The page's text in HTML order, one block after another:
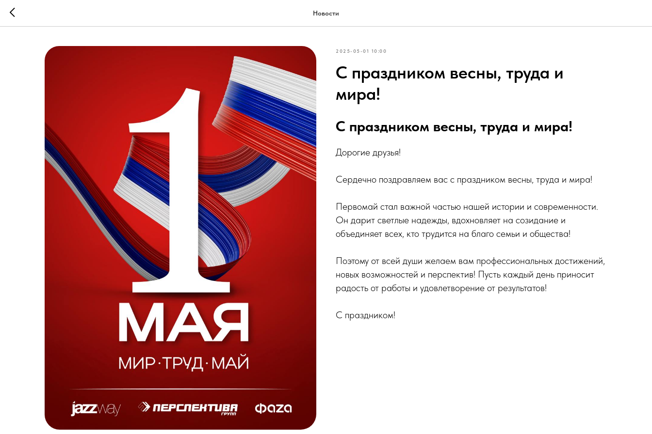
Новости
2025-05-01 10:00
С праздником весны, труда и
мира!
С праздником весны, труда и мира!
Дорогие друзья!
Сердечно поздравляем вас с праздником весны, труда и мира!
Первомай стал важной частью нашей истории и современности.
Он дарит светлые надежды, вдохновляет на созидание и
объединяет всех, кто трудится на благо семьи и общества!
Поэтому от всей души желаем вам профессиональных достижений,
новых возможностей и перспектив! Пусть каждый день приносит
радость от работы и удовлетворение от результатов!
С праздником!